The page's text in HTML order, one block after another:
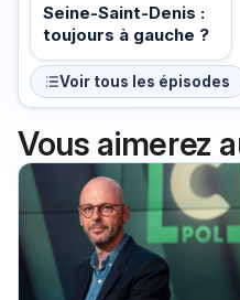
Seine-Saint-Denis :
toujours à gauche ?
Voir tous les épisodes
Vous aimerez